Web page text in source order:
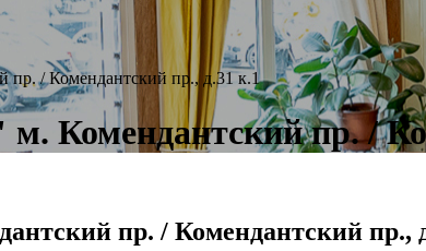
/ Комендантский пр., д.31 к.1
Комендантский пр. /
пр. / Комендантский пр.,